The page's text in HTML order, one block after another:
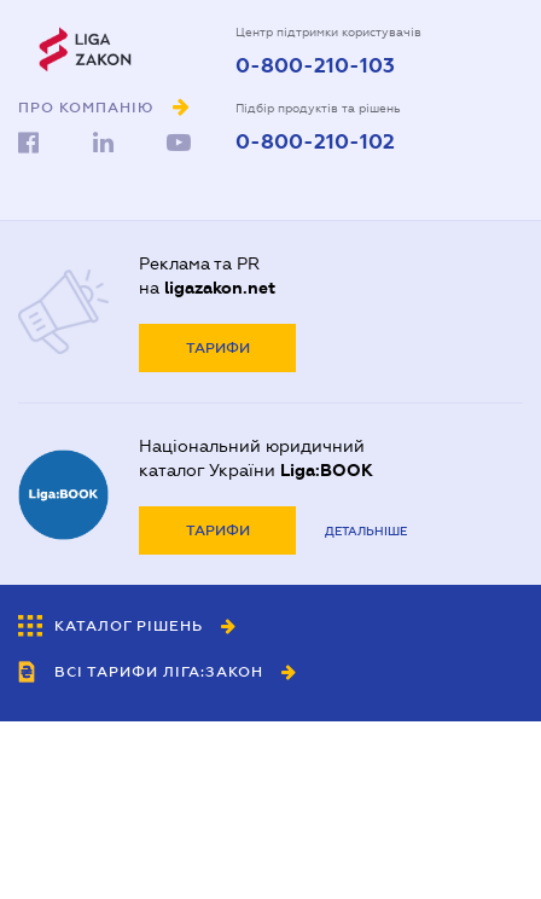
ПРО КОМПАНІЮ
Центр підтримки користувачів
0-800-210-103
Підбір продуктів та рішень
0-800-210-102
Реклама та PR
на ligazakon.net
ТАРИФИ
Національний юридичний
каталог України Liga:BOOK
ТАРИФИ ДЕТАЛЬНІШЕ
КАТАЛОГ РІШЕНЬ
ВСІ ТАРИФИ ЛІГА:ЗАКОН